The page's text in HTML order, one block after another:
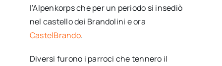
l’Alpenkorps che per un periodo si insediò
nel castello dei Brandolini e ora
CastelBrando.
Diversi furono i parroci che tennero il